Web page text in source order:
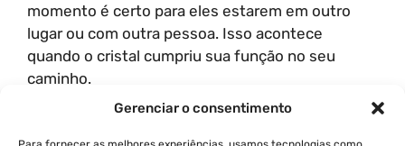
Gerenciar o consentimento
momento é certo para eles estarem em outro
lugar ou com outra pessoa. Isso acontece
quando o cristal cumpriu sua função no seu
caminho.